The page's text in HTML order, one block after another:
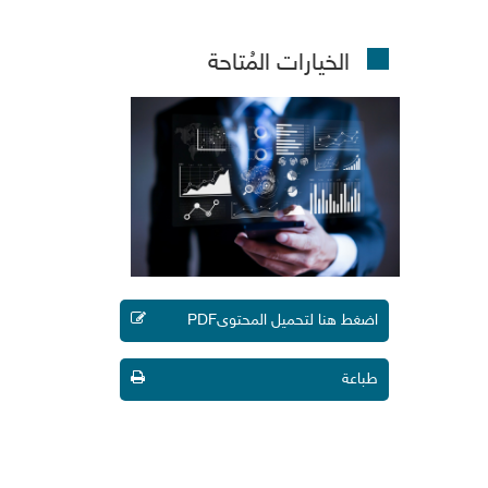
الخيارات المُتاحة
اضغط هنا لتحميل المحتوىPDF
طباعة